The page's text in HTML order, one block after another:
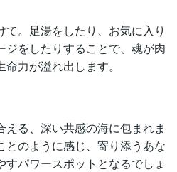
。足湯をしたり、お気に入り
ジをしたりすることで、魂が肉
力が溢れ出します。
る、深い共感の海に包まれま
とのように感じ、寄り添うあな
パワースポットとなるでしょ